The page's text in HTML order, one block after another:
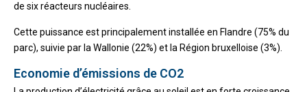
de six réacteurs nucléaires.
Cette puissance est principalement installée en Flandre (75% du
parc), suivie par la Wallonie (22%) et la Région bruxelloise (3%).
Economie d’émissions de CO2